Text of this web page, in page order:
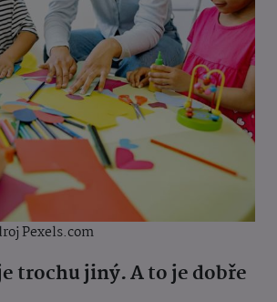
Pexels.com
trochu jiný. A to je dobře